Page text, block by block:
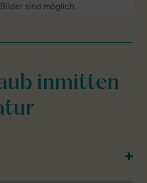
sind möglich.
inmitten